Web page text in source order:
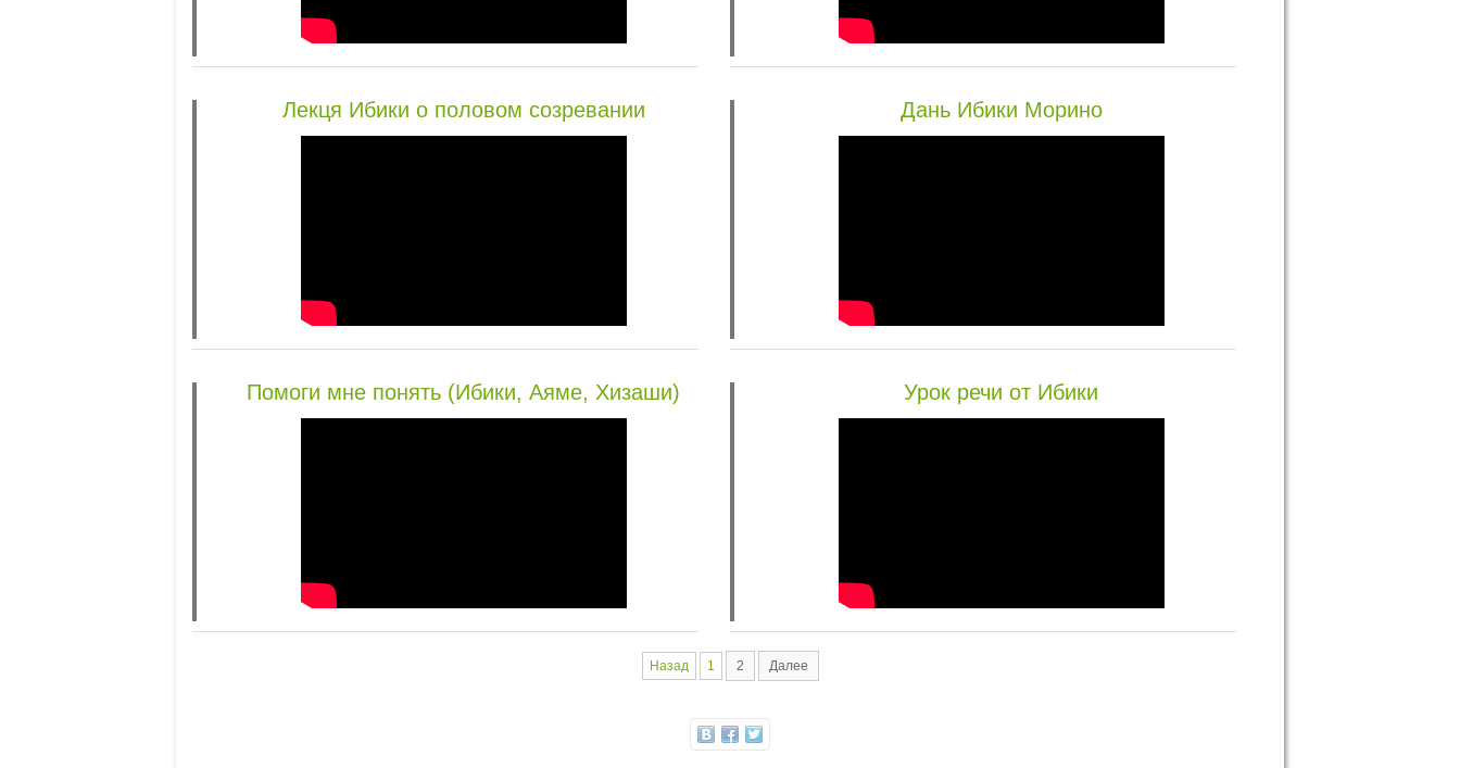
Лекця Ибики о половом созревании Дань Ибики Морино
Помоги мне понять (Ибики, Аяме, Хизаши) Урок речи от Ибики
Назад 1 2 Далее